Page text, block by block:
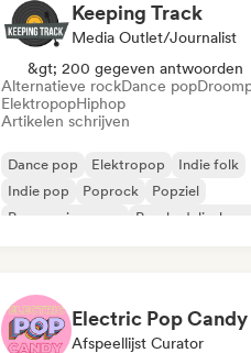
Keeping Track
Media Outlet/Journalist
&gt; 200 gegeven antwoorden
Alternatieve rockDance pop
ElektropopHiphop
Artikelen schrijven
Dance pop Elektropop
Indie folk
Indie pop
Poprock
Popziel
Progressieve pop
Psychedelische
Electric Pop Candy
Afspeellijst Curator